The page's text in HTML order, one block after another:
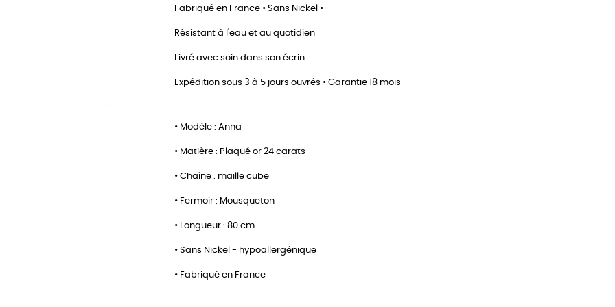
Fabriqué en France • Sans Nickel •
Résistant à l'eau et au quotidien
Livré avec soin dans son écrin.
Expédition sous 3 à 5 jours ouvrés • Garantie 18 mois
• Modèle : Anna
• Matière : Plaqué or 24 carats
• Chaîne : maille cube
• Fermoir : Mousqueton
• Longueur : 80 cm
• Sans Nickel - hypoallergénique
• Fabriqué en France